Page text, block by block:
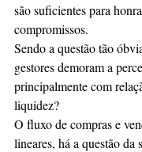
são suficientes para
compromissos.
Sendo a questão tão
gestores demoram a
principalmente com
liquidez?
O fluxo de compras e
lineares, há a questão da